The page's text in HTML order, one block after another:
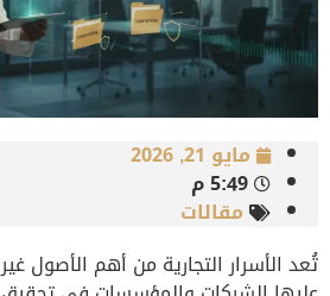
مايو 21, 2026
5:49 م
مقالات
تُعد الأسرار التجارية من أهم الأصول